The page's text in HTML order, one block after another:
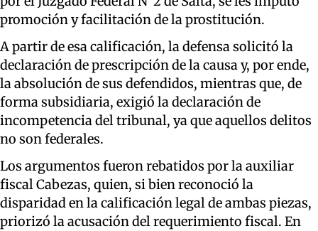
promoción y facilitación de la prostitución.
A partir de esa calificación, la defensa solicitó la
declaración de prescripción de la causa y, por ende,
la absolución de sus defendidos, mientras que, de
forma subsidiaria, exigió la declaración de
incompetencia del tribunal, ya que aquellos delitos
no son federales.
Los argumentos fueron rebatidos por la auxiliar
fiscal Cabezas, quien, si bien reconoció la
disparidad en la calificación legal de ambas piezas,
priorizó la acusación del requerimiento fiscal. En